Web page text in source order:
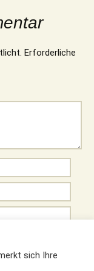
Erforderliche
Browser für
sich Ihre